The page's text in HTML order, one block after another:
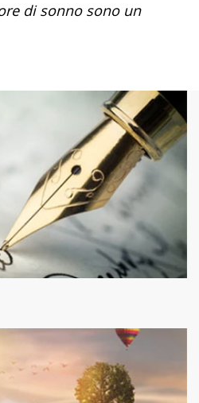
di sonno sono un